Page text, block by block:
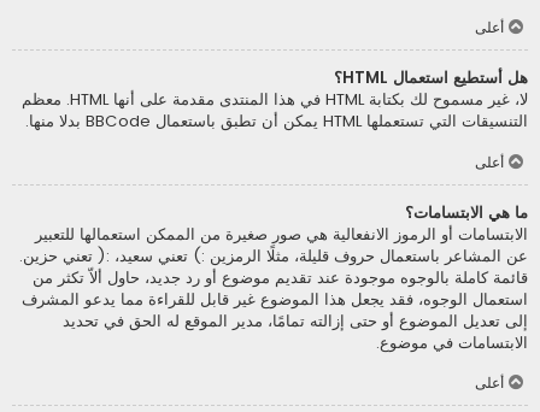
أعلى
هل أستطيع استعمال HTML؟
لا، غير مسموح لك بكتابة HTML في هذا المنتدى مقدمة على أنها HTML. معظم
التنسيقات التي تستعملها HTML يمكن أن تطبق باستعمال BBCode بدلا منها.
أعلى
ما هي الابتسامات؟
الابتسامات أو الرموز الانفعالية هي صور صغيرة من الممكن استعمالها للتعبير
عن المشاعر باستعمال حروف قليلة، مثلًا الرمزين :) تعني سعيد، :( تعني حزين.
قائمة كاملة بالوجوه موجودة عند تقديم موضوع أو رد جديد، حاول ألاّ تكثر من
استعمال الوجوه، فقد يجعل هذا الموضوع غير قابل للقراءة مما يدعو المشرف
إلى تعديل الموضوع أو حتى إزالته تمامًا، مدير الموقع له الحق في تحديد
الابتسامات في موضوع.
أعلى